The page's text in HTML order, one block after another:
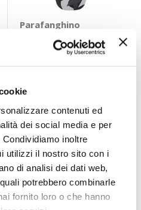
contenuti ed
dei social media e per
inoltre
utilizzi il nostro sito con i
di analisi dei dati web,
potrebbero combinarle
fornito loro o che hanno
Parafanghino
Fork - OXFORD
Nero Universale
CONSEGNA IN